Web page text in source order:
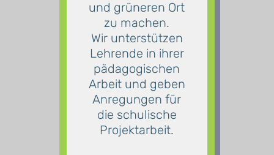
und grüneren Ort
zu machen.
Wir unterstützen
Lehrende in ihrer
pädagogischen
Arbeit und geben
Anregungen für
die schulische
Projektarbeit.